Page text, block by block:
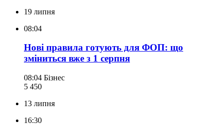
19 липня
08:04
Нові правила готують для ФОП: що
зміниться вже з 1 серпня
08:04 Бізнес
5 450
13 липня
16:30